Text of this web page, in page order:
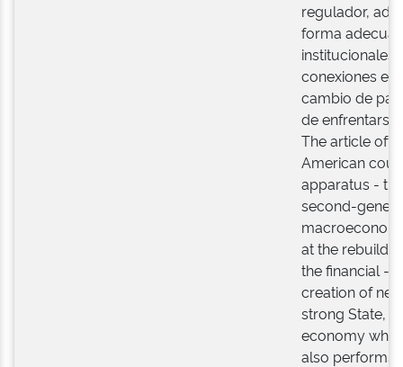
regulador,
forma
institucionales
conexiones
cambio de
de enfrentarse.
The article
American
apparatus -
second-
at the
the financial -
creation of
strong State,
economy
also performs